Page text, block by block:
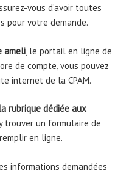
vous d’avoir toutes
pour votre demande.
ameli, le portail en ligne de
de compte, vous pouvez
internet de la CPAM.
rubrique dédiée aux
trouver un formulaire de
en ligne.
informations demandées